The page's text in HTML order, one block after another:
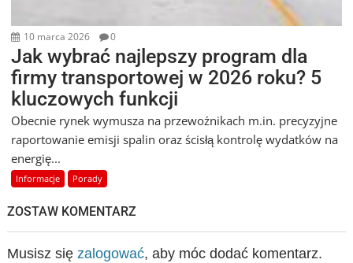
10 marca 2026 0
Jak wybrać najlepszy program dla
firmy transportowej w 2026 roku? 5
kluczowych funkcji
Obecnie rynek wymusza na przewoźnikach m.in. precyzyjne
raportowanie emisji spalin oraz ścisłą kontrolę wydatków na
energię...
Informacje Porady
ZOSTAW KOMENTARZ
Musisz sięzalogować, aby móc dodać komentarz.